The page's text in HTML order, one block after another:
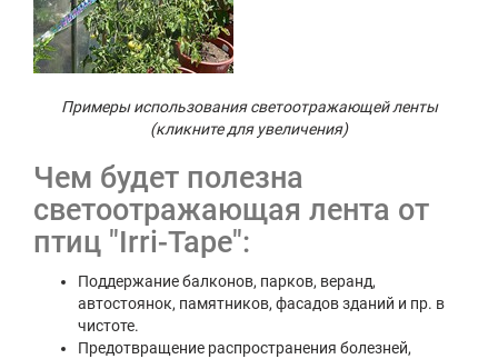
Примеры использования светоотражающей ленты
(кликните для увеличения)
Чем будет полезна
светоотражающая лента от
птиц "Irri-Tape":
Поддержание балконов, парков, веранд,
автостоянок, памятников, фасадов зданий и пр. в
чистоте.
Предотвращение распространения болезней,